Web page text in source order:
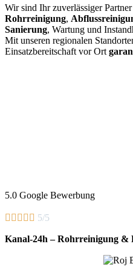
Wir sind Ihr zuverlässiger
Rohrreinigung,
Sanierung, Wartung und
Mit unseren regionalen
Einsatzbereitschaft vor Ort
5.0 Google Bewerbung
     5/5
Kanal-24h – Rohrreinigung &